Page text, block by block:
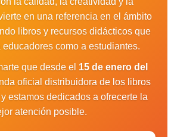
en una referencia en el ámbito
libros y recursos didácticos que
educadores como a estudiantes.
que desde el 15 de enero del
oficial distribuidora de los libros
estamos dedicados a ofrecerte la
atención posible.